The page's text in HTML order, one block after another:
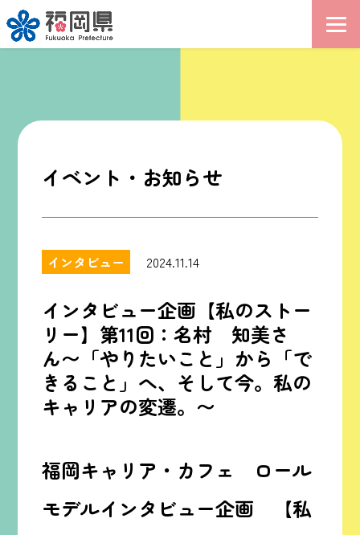
イベント・お知らせ
インタビュー 2024.11.14
インタビュー企画【私のストー
リー】第11回：名村 知美さ
ん〜「やりたいこと」から「で
きること」へ、そして今。私の
キャリアの変遷。〜
福岡キャリア・カフェ ロール
モデルインタビュー企画 【私